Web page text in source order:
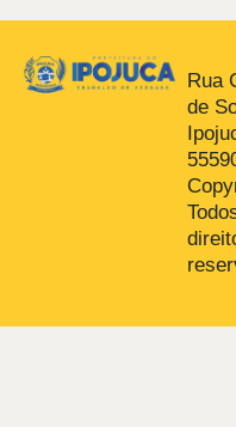
Rua
de